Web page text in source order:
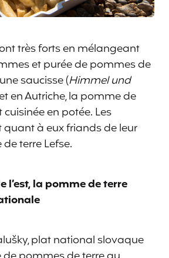
très forts en mélangeant
et purée de pommes de
saucisse (Himmel und
en Autriche, la pomme de
en potée. Les
quant à eux friands de leur
terre Lefse.
l’est, la pomme de terre
plat national slovaque